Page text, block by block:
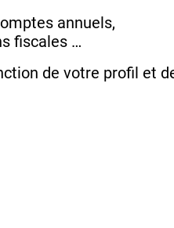
annuels,
fiscales …
de votre profil et